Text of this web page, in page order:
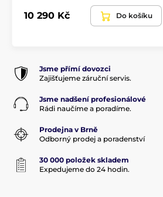
10 290 Kč Do košíku
Jsme přímí dovozci
Zajišťujeme záruční servis.
Jsme nadšení profesionálové
Rádi naučíme a poradíme.
Prodejna v Brně
Odborný prodej a poradenství
30 000 položek skladem
Expedujeme do 24 hodin.